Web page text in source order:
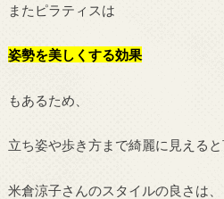
またピラティスは
姿勢を美しくする効果
もあるため、
立ち姿や歩き方まで綺麗に見えると
米倉涼子さんのスタイルの良さは、